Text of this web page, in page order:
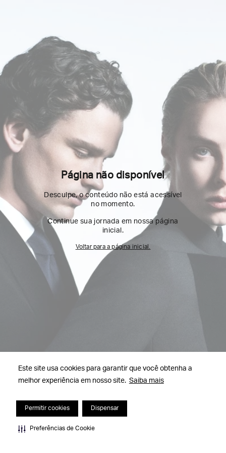
Este site usa cookies para garantir que você obtenha a
melhor experiência em nosso site. Saiba mais
Permitir cookies Dispensar
Preferências de Cookie
Página não disponível
Desculpe, o conteúdo não está acessível
no momento.
Continue sua jornada em nossa página
inicial.
Voltar para a página inicial.